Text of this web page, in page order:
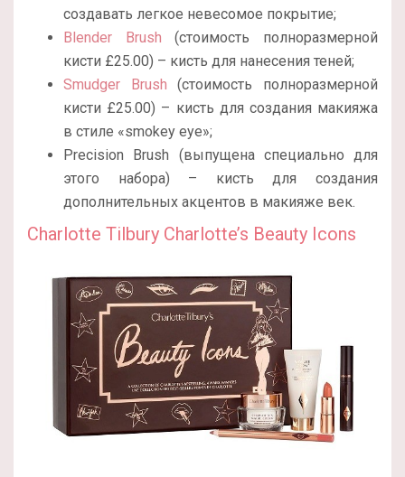
создавать легкое невесомое покрытие;
Blender Brush (стоимость полноразмерной
кисти £25.00) – кисть для нанесения теней;
Smudger Brush (стоимость полноразмерной
кисти £25.00) – кисть для создания макияжа
в стиле «smokey eye»;
Precision Brush (выпущена специально для
этого набора) – кисть для создания
дополнительных акцентов в макияже век.
Charlotte Tilbury Charlotte’s Beauty Icons